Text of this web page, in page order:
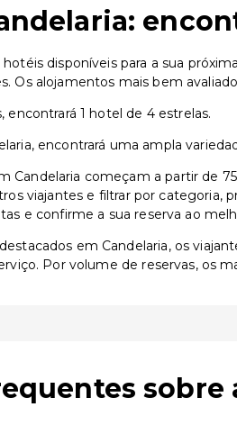
disponíveis para a sua
Os alojamentos mais bem
encontrará 1 hotel de 4 estrelas.
encontrará uma ampla
Candelaria começam a partir de
viajantes e filtrar por categoria,
e confirme a sua reserva ao
em Candelaria, os
Por volume de reservas, os
sobre